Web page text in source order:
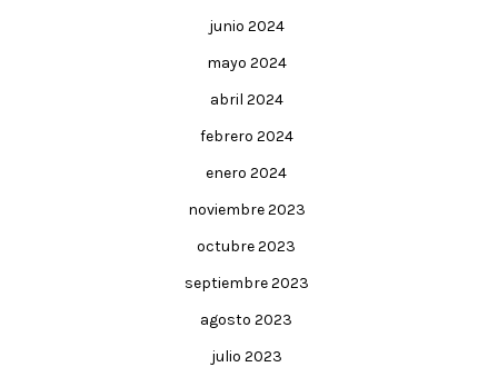
junio 2024
mayo 2024
abril 2024
febrero 2024
enero 2024
noviembre 2023
octubre 2023
septiembre 2023
agosto 2023
julio 2023